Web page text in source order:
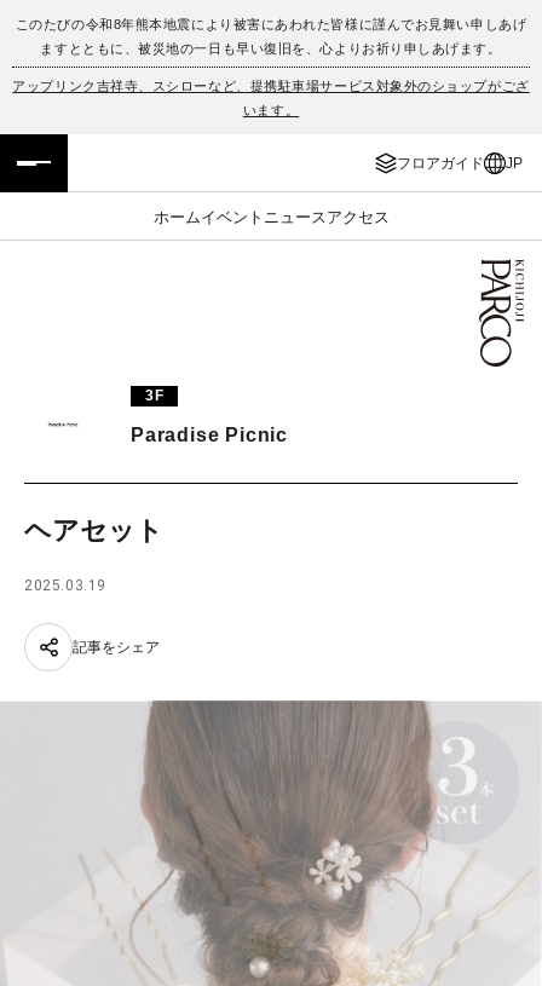
このたびの令和8年熊本地震により被害にあわれた皆様に謹んでお見舞い申しあげ
ますとともに、被災地の一日も早い復旧を、心よりお祈り申しあげます。
アップリンク吉祥寺、スシローなど、提携駐車場サービス対象外のショップがござ
います。
フロアガイド JP
ホームイベント ニュース アクセス
フロアガイド
イベント・ポップアップ
ニュース
PARCOメンバーズ
ENGLISH
簡体字
한국어
3F
Paradise Picnic
ヘアセット
2025.03.19
記事をシェア